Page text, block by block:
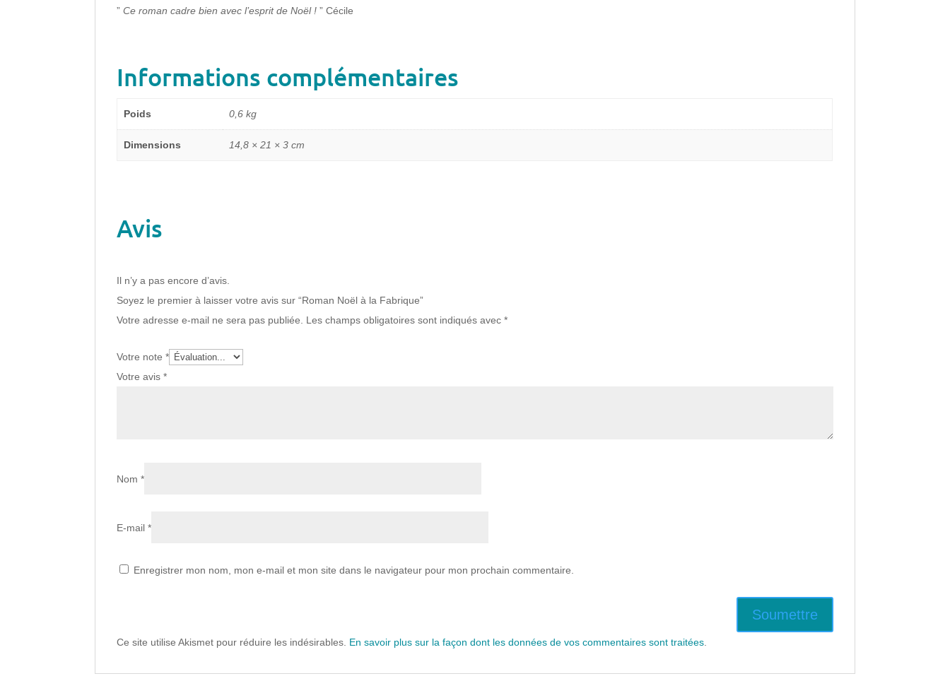
”Ce roman cadre bien avec l’esprit de Noël ! ” Cécile
Informations complémentaires
Poids 0,6 kg
Dimensions 14,8 × 21 × 3 cm
Avis
Il n’y a pas encore d’avis.
Soyez le premier à laisser votre avis sur “Roman Noël à la Fabrique”
Votre adresse e-mail ne sera pas publiée.
Les champs obligatoires sont indiqués avec*
Votre note*
Votre avis*
Nom*
E-mail*
Enregistrer mon nom, mon e-mail et mon site dans le navigateur pour mon prochain commentaire.
Ce site utilise Akismet pour réduire les indésirables. En savoir plus sur la façon dont les données de vos commentaires sont traitées